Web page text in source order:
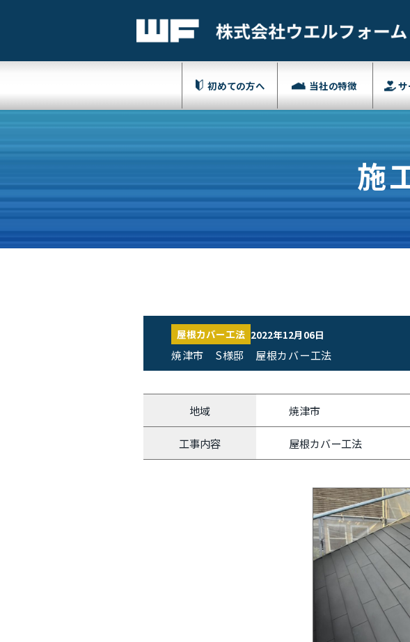
初めての方へ 当社の特徴 サ
施
屋根カバー工法 2022年12月06日
焼津市 S様邸 屋根カバー工法
地域 焼津市
工事内容 屋根カバー工法